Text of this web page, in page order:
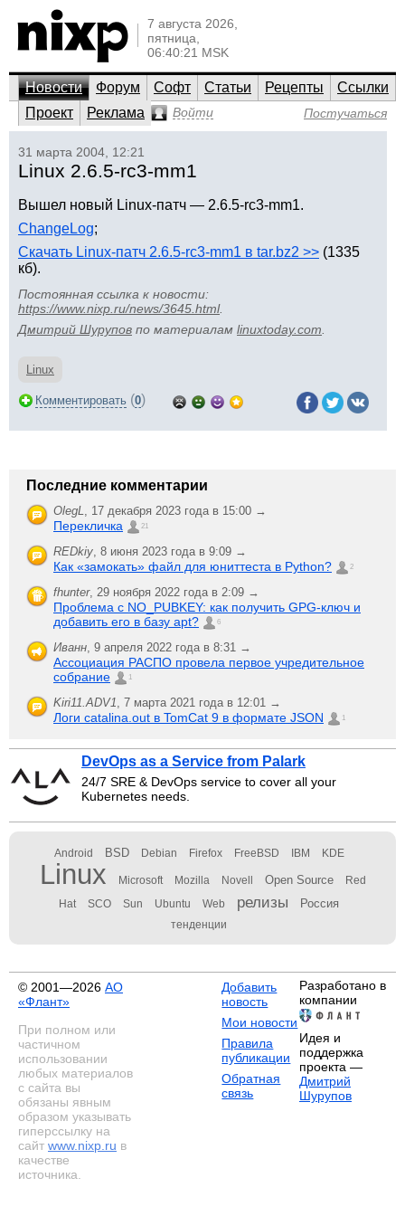
7 августа 2026,
пятница,
06:40:21 MSK
Новости Форум Софт Статьи Рецепты
Ссылки
Проект
Реклама Войти Постучаться
31 марта 2004, 12:21
Linux 2.6.5-rc3-mm1
Вышел новый Linux-патч — 2.6.5-rc3-mm1.
ChangeLog;
Скачать Linux-патч 2.6.5-rc3-mm1 в tar.bz2 >> (1335
кб).
Постоянная ссылка к новости:
https://www.nixp.ru/news/3645.html.
Дмитрий Шурупов по материалам linuxtoday.com
Linux
Комментировать (0)
Последние комментарии
OlegL, 17 декабря 2023 года в 15:00 →
Перекличка 21
REDkiy, 8 июня 2023 года в 9:09 →
Как «замокать» файл для юниттеста в Python? 2
fhunter, 29 ноября 2022 года в 2:09 →
Проблема с NO_PUBKEY: как получить GPG-ключ и
добавить его в базу apt?
6
Иванн, 9 апреля 2022 года в 8:31 →
Ассоциация РАСПО провела первое учредительное
собрание
1
Kiri11.ADV1, 7 марта 2021 года в 12:01 →
Логи catalina.out в TomCat 9 в формате JSON 1
DevOps as a Service from Palark
24/7 SRE & DevOps service to cover all your
Kubernetes needs.
Android BSD Debian Firefox FreeBSD IBM KDE
Linux Microsoft Mozilla Novell Open Source Red
Hat SCO Sun Ubuntu Web релизы Россия
тенденции
© 2001—2026 АО
«Флант»
При полном или
частичном
использовании
любых материалов
с сайта вы
обязаны явным
образом указывать
гиперссылку на
сайт www.nixp.ru в
качестве
источника.
Добавить
новость
Мои новости
Правила
публикации
Обратная
связь
Разработано в
компании
Идея и
поддержка
проекта —
Дмитрий
Шурупов